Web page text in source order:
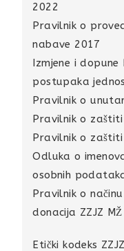
2022
Pravilnik o
nabave 2017
Izmjene i
postupaka
Pravilnik o
Pravilnik o
Pravilnik o
Odluka o
osobnih
Pravilnik o
donacija ZZJZ
Etički kodeks